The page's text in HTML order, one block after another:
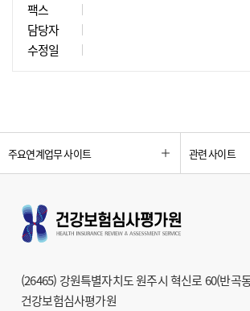
팩스
담당자
수정일
주요연계업무 사이트 관련 사이트
(26465) 강원특별자치도 원주시 혁신로 60(반곡
건강보험심사평가원